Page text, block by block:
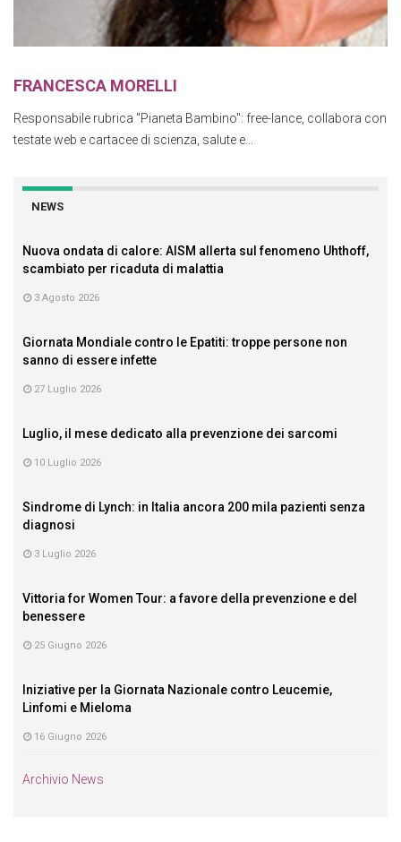
FRANCESCA MORELLI
Responsabile rubrica "Pianeta Bambino": free-lance, collabora con
testate web e cartacee di scienza, salute e...
NEWS
Nuova ondata di calore: AISM allerta sul fenomeno Uhthoff,
scambiato per ricaduta di malattia
3 Agosto 2026
Giornata Mondiale contro le Epatiti: troppe persone non
sanno di essere infette
27 Luglio 2026
Luglio, il mese dedicato alla prevenzione dei sarcomi
10 Luglio 2026
Sindrome di Lynch: in Italia ancora 200 mila pazienti senza
diagnosi
3 Luglio 2026
Vittoria for Women Tour: a favore della prevenzione e del
benessere
25 Giugno 2026
Iniziative per la Giornata Nazionale contro Leucemie,
Linfomi e Mieloma
16 Giugno 2026
Archivio News